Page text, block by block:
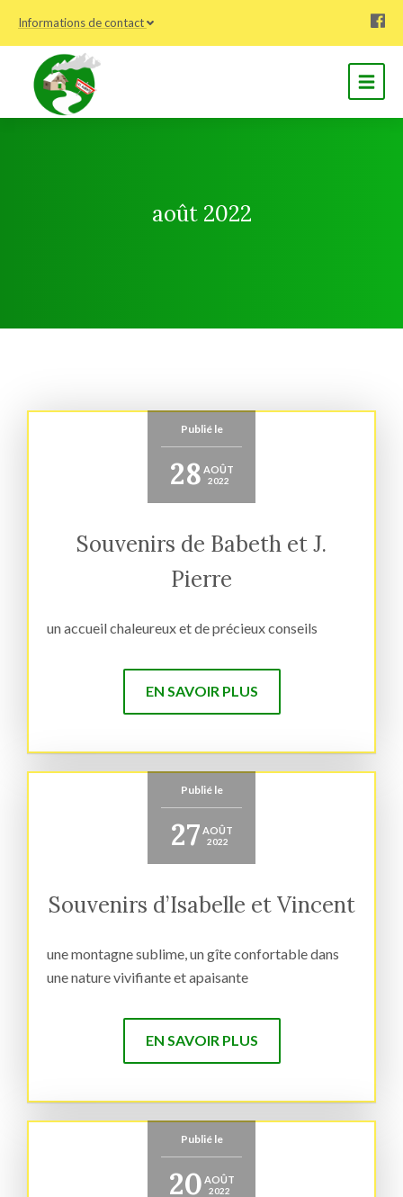
Informations de contact
août 2022
Publié le
28 AOÛT
2022
Souvenirs de Babeth et J.
Pierre
un accueil chaleureux et de précieux conseils
EN SAVOIR PLUS
Publié le
27 AOÛT
2022
Souvenirs d’Isabelle et Vincent
une montagne sublime, un gîte confortable dans
une nature vivifiante et apaisante
EN SAVOIR PLUS
Publié le
20 AOÛT
2022